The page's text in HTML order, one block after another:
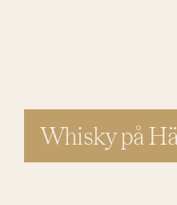
Whisky på